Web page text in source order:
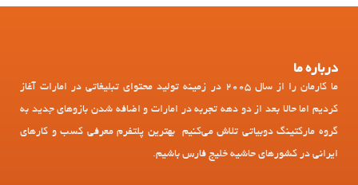
درباره ما
ما کارمان را از سال 2005 در زمینه تولید محتوای تبلیغاتی در امارات آغاز
کردیم اما حالا بعد از دو دهه تجربه در امارات و اضافه شدن بازوهای جدید به
گروه مارکتینگ دوبیاتی تلاش می‌کنیم بهترین پلتفرم معرفی کسب و کارهای
ایرانی در کشورهای حاشیه خلیج فارس باشیم.